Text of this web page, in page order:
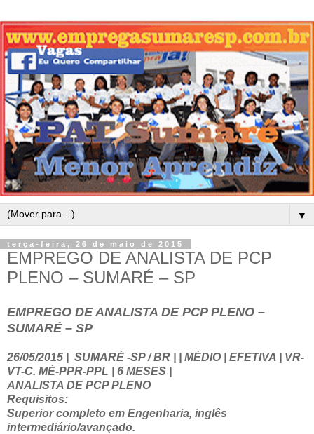
▼
terça-feira, 26 de maio de 2015
EMPREGO DE ANALISTA DE PCP
PLENO – SUMARÉ – SP
EMPREGO DE ANALISTA DE PCP PLENO –
SUMARÉ – SP
26/05/2015
SUMARÉ -SP / BR | | MÉDIO | EFETIVA | VR-
VT-C. MÉ-PPR-PPL | 6 MESES |
ANALISTA DE PCP PLENO
Requisitos:
Superior completo em Engenharia, inglês
intermediário/avançado.